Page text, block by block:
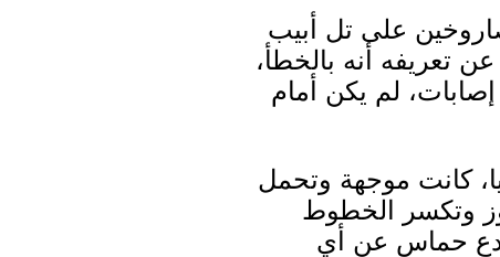
بدأت حماس اللعب بالنار، فأطلقت منذ 10 أيام صاروخين على تل أبيب
تعريفه أنه بالخطأ،
لم يكن أمام
كانت موجهة وتحمل
وتكسر الخطوط
حماس عن أي